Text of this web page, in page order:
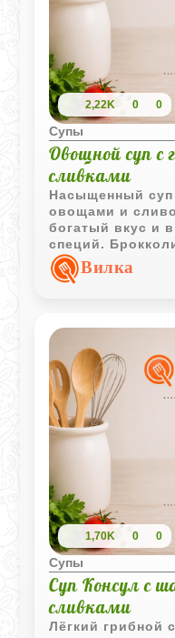
2,22K 0 0
Супы
Овощной суп
сливками
Насыщенный
овощами и
богатый вкус и
специй.
белое вино
интересным и
Вилка
1,70K 0 0
Супы
Суп Консул с
сливками
Лёгкий грибной